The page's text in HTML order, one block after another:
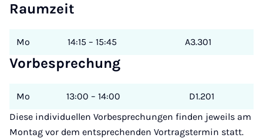
Raumzeit
Mo 14:15 – 15:45 A3.301
Vorbesprechung
Mo 13:00 – 14:00
D1.201
Diese individuellen Vorbesprechungen finden jeweils am
Montag vor dem entsprechenden Vortragstermin statt.